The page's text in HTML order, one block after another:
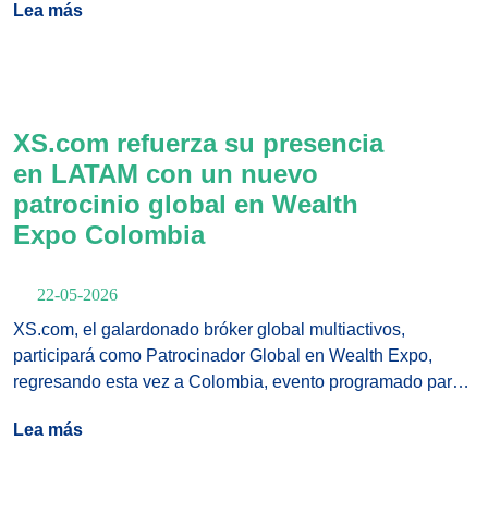
LATAM.
Lea más
XS.com refuerza su presencia
en LATAM con un nuevo
patrocinio global en Wealth
Expo Colombia
22-05-2026
XS.com, el galardonado bróker global multiactivos,
participará como Patrocinador Global en Wealth Expo,
regresando esta vez a Colombia, evento programado para
Medellín.
Lea más